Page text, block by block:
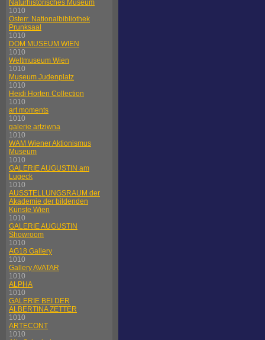
Naturhistorisches Museum
1010
Österr. Nationalbibliothek
Prunksaal
1010
DOM MUSEUM WIEN
1010
Weltmuseum Wien
1010
Museum Judenplatz
1010
Heidi Horten Collection
1010
art moments
1010
galerie artziwna
1010
WAM Wiener Aktionismus
Museum
1010
GALERIE AUGUSTIN am
Lugeck
1010
AUSSTELLUNGSRAUM der
Akademie der bildenden
Künste Wien
1010
GALERIE AUGUSTIN
Showroom
1010
AG18 Gallery
1010
Gallery AVATAR
1010
ALPHA
1010
GALERIE BEI DER
ALBERTINA ZETTER
1010
ARTECONT
1010